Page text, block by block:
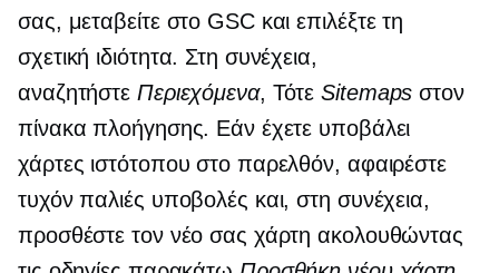
σας, μεταβείτε στο GSC και επιλέξτε τη
σχετική ιδιότητα. Στη συνέχεια,
αναζητήστε Περιεχόμενα, ΤότεSitemaps στον
πίνακα πλοήγησης. Εάν έχετε υποβάλει
χάρτες ιστότοπου στο παρελθόν, αφαιρέστε
τυχόν παλιές υποβολές και, στη συνέχεια,
προσθέστε τον νέο σας χάρτη ακολουθώντας